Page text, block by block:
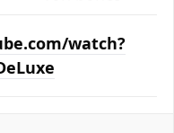
watch?